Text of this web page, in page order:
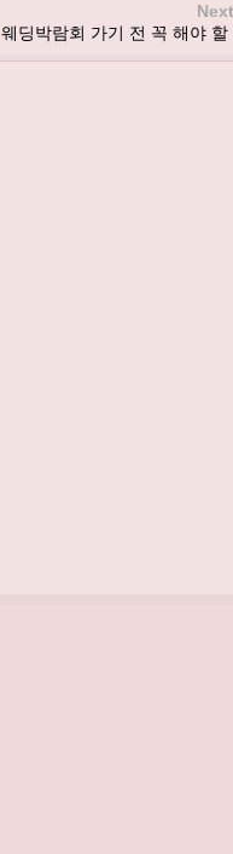
웨딩박람회 가기 전 꼭 해야 할